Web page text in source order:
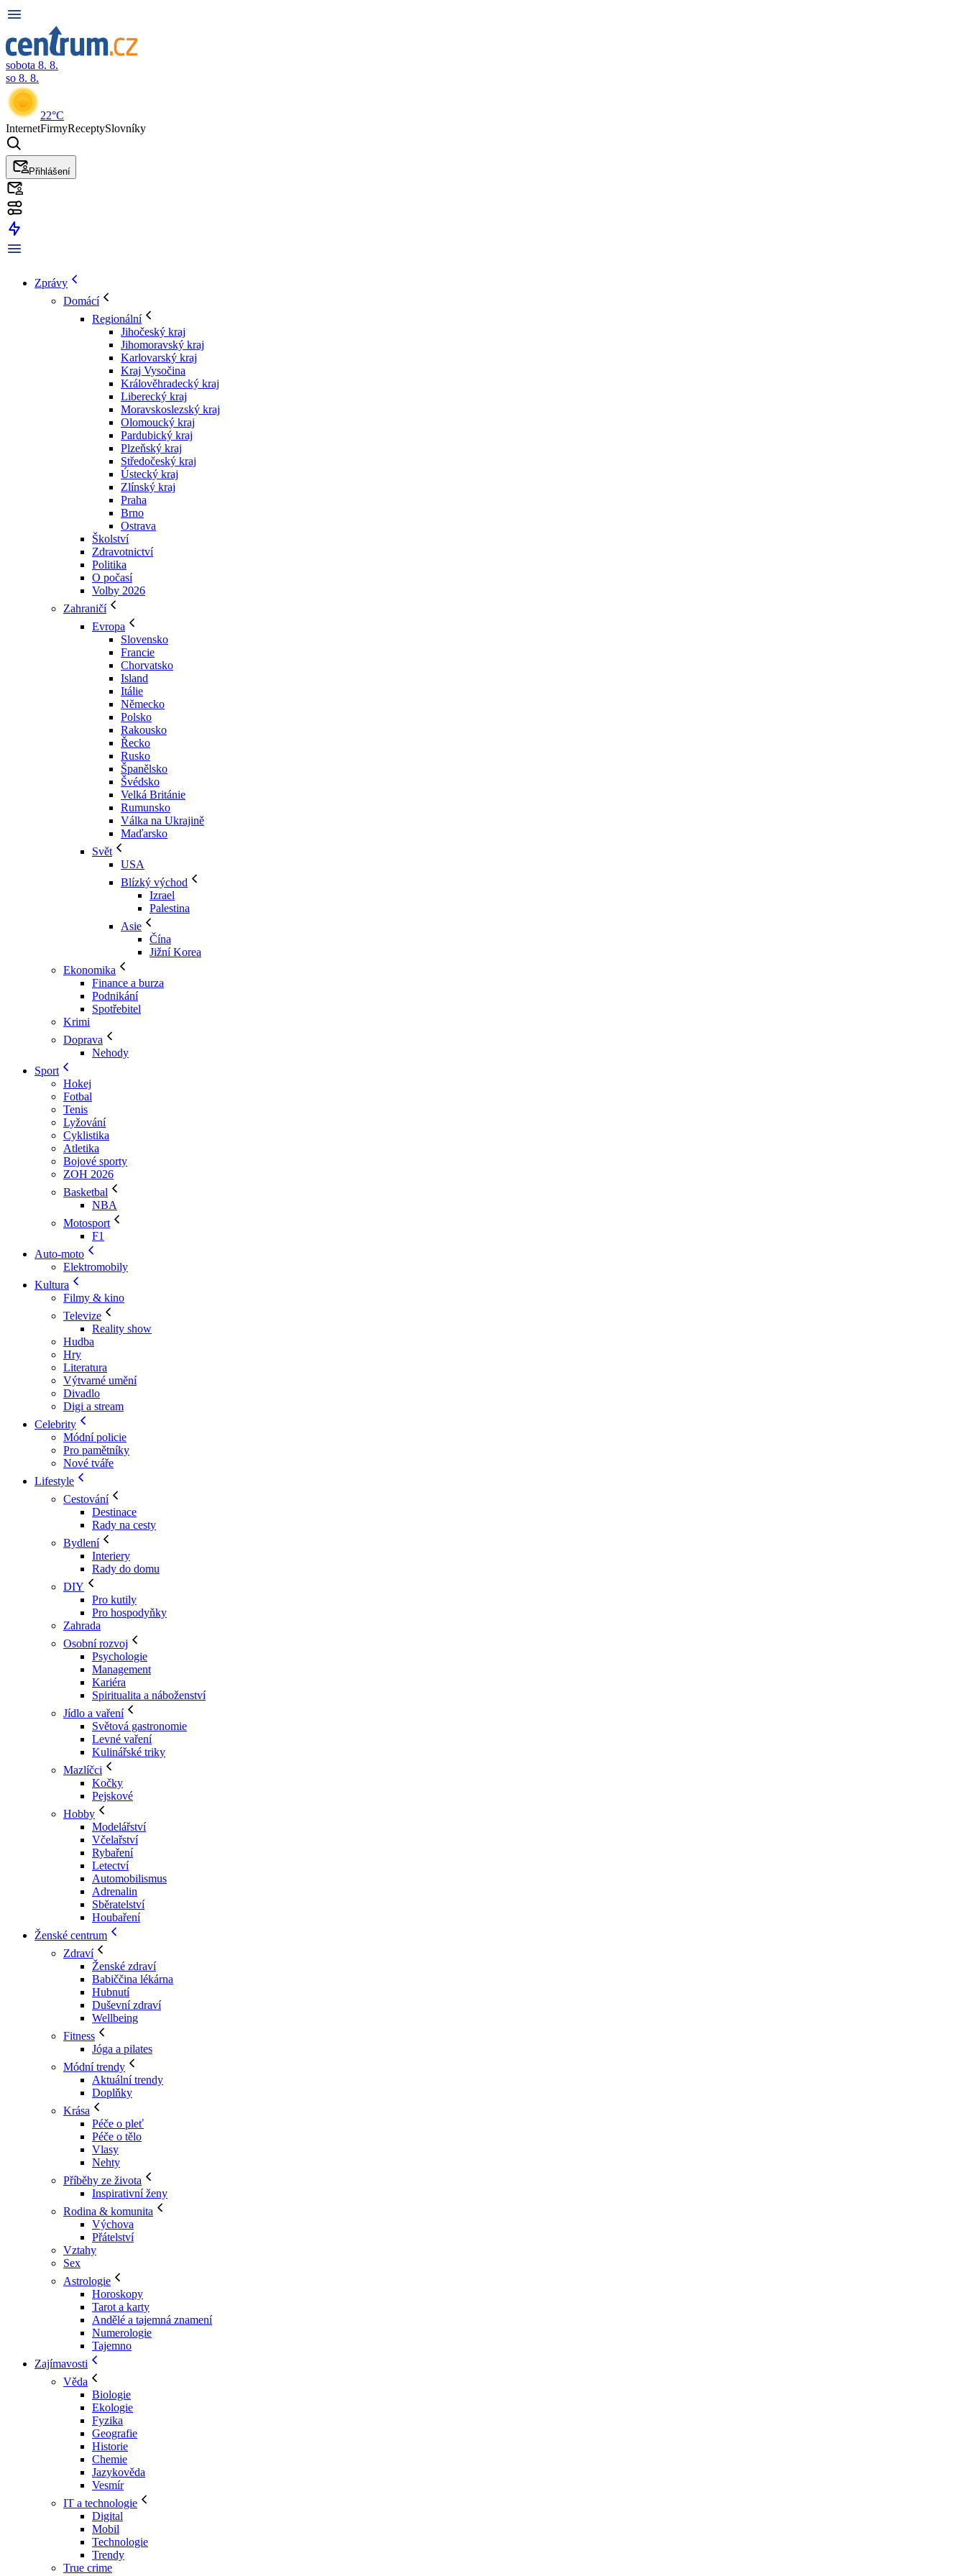
sobota 8. 8.
so 8. 8.
22°C
InternetFirmyReceptySlovníky
Přihlášení
Zprávy
Domácí
Regionální
Jihočeský kraj
Jihomoravský kraj
Karlovarský kraj
Kraj Vysočina
Králověhradecký kraj
Liberecký kraj
Moravskoslezský kraj
Olomoucký kraj
Pardubický kraj
Plzeňský kraj
Středočeský kraj
Ústecký kraj
Zlínský kraj
Praha
Brno
Ostrava
Školství
Zdravotnictví
Politika
O počasí
Volby 2026
Zahraničí
Evropa
Slovensko
Francie
Chorvatsko
Island
Itálie
Německo
Polsko
Rakousko
Řecko
Rusko
Španělsko
Švédsko
Velká Británie
Rumunsko
Válka na Ukrajině
Maďarsko
Svět
USA
Blízký východ
Izrael
Palestina
Asie
Čína
Jižní Korea
Ekonomika
Finance a burza
Podnikání
Spotřebitel
Krimi
Doprava
Nehody
Sport
Hokej
Fotbal
Tenis
Lyžování
Cyklistika
Atletika
Bojové sporty
ZOH 2026
Basketbal
NBA
Motosport
F1
Auto-moto
Elektromobily
Kultura
Filmy & kino
Televize
Reality show
Hudba
Hry
Literatura
Výtvarné umění
Divadlo
Digi a stream
Celebrity
Módní policie
Pro pamětníky
Nové tváře
Lifestyle
Cestování
Destinace
Rady na cesty
Bydlení
Interiery
Rady do domu
DIY
Pro kutily
Pro hospodyňky
Zahrada
Osobní rozvoj
Psychologie
Management
Kariéra
Spiritualita a náboženství
Jídlo a vaření
Světová gastronomie
Levné vaření
Kulinářské triky
Mazlíčci
Kočky
Pejskové
Hobby
Modelářství
Včelařství
Rybaření
Letectví
Automobilismus
Adrenalin
Sběratelství
Houbaření
Ženské centrum
Zdraví
Ženské zdraví
Babiččina lékárna
Hubnutí
Duševní zdraví
Wellbeing
Fitness
Jóga a pilates
Módní trendy
Aktuální trendy
Doplňky
Krása
Péče o pleť
Péče o tělo
Vlasy
Nehty
Příběhy ze života
Inspirativní ženy
Rodina & komunita
Výchova
Přátelství
Vztahy
Sex
Astrologie
Horoskopy
Tarot a karty
Andělé a tajemná znamení
Numerologie
Tajemno
Zajímavosti
Věda
Biologie
Ekologie
Fyzika
Geografie
Historie
Chemie
Jazykověda
Vesmír
IT a technologie
Digital
Mobil
Technologie
Trendy
True crime